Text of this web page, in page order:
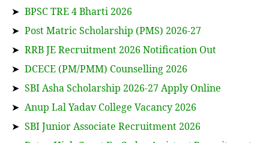
➤ BPSC TRE 4 Bharti 2026
➤ Post Matric Scholarship (PMS) 2026-27
➤ RRB JE Recruitment 2026 Notification Out
➤ DCECE (PM/PMM) Counselling 2026
➤ SBI Asha Scholarship 2026-27 Apply Online
➤ Anup Lal Yadav College Vacancy 2026
➤ SBI Junior Associate Recruitment 2026